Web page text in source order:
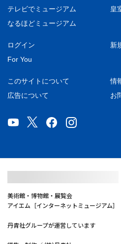
テレビでミュージアム
皇
なるほどミュージアム
ログイン
新
For You
このサイトについて
情
広告について
お
美術館・博物館・展覧会
アイエム［インターネットミュージアム］
丹青社グループが運営しています